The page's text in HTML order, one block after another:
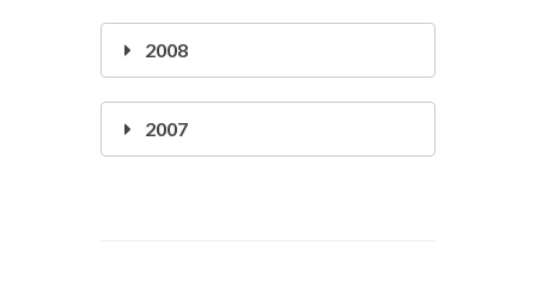
2008
2007